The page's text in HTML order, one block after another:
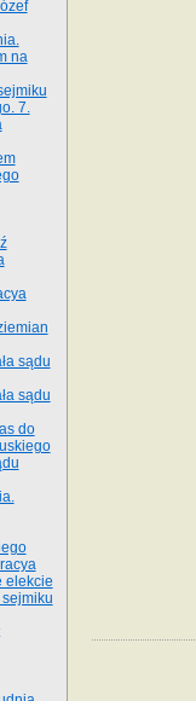
na
7.
sądu
sądu
do
elekcie